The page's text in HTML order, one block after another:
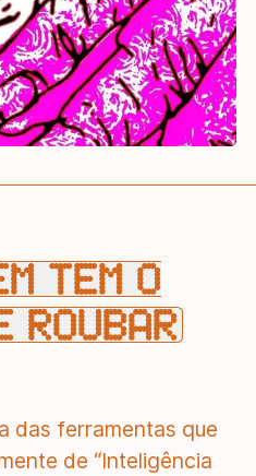
TEM O
ROUBAR
das ferramentas que
de “Inteligência